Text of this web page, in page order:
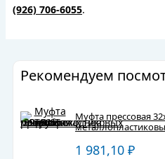
(926) 706-6055.
Рекомендуем
Муфта прессовая
1 981,10 ₽